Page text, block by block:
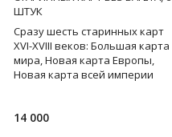
ШТУК
Сразу шесть старинных карт
XVI-XVIII веков: Большая карта
мира, Новая карта Европы,
Новая карта всей империи
14 000